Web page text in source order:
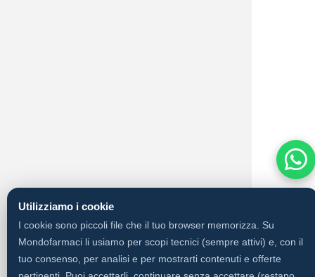
Utilizziamo i cookie
I cookie sono piccoli file che il tuo browser memorizza. Su
Mondofarmaci li usiamo per scopi tecnici (sempre attivi) e, con il
tuo consenso, per analisi e per mostrarti contenuti e offerte